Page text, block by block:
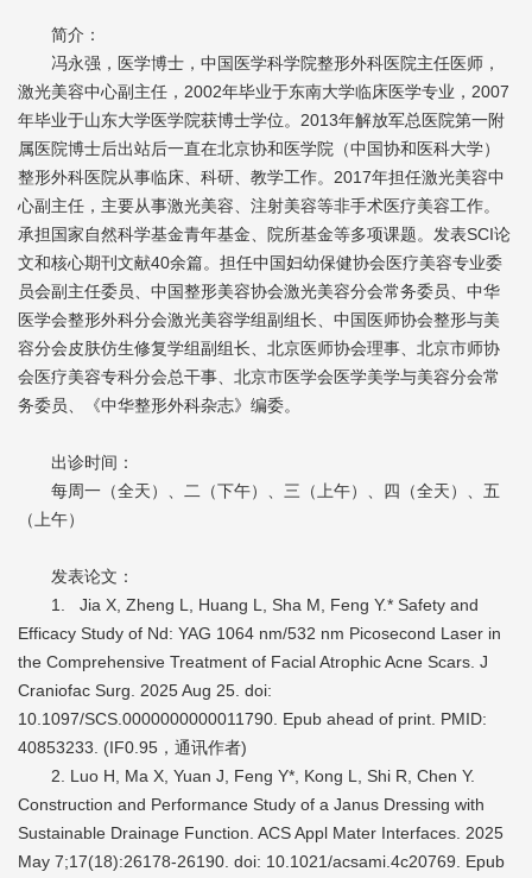
简介：
冯永强，医学博士，中国医学科学院整形外科医院主任医师，
激光美容中心副主任，2002年毕业于东南大学临床医学专业，2007
年毕业于山东大学医学院获博士学位。2013年解放军总医院第一附
属医院博士后出站后一直在北京协和医学院（中国协和医科大学）
整形外科医院从事临床、科研、教学工作。2017年担任激光美容中
心副主任，主要从事激光美容、注射美容等非手术医疗美容工作。
承担国家自然科学基金青年基金、院所基金等多项课题。发表SCI论
文和核心期刊文献40余篇。担任中国妇幼保健协会医疗美容专业委
员会副主任委员、中国整形美容协会激光美容分会常务委员、中华
医学会整形外科分会激光美容学组副组长、中国医师协会整形与美
容分会皮肤仿生修复学组副组长、北京医师协会理事、北京市师协
会医疗美容专科分会总干事、北京市医学会医学美学与美容分会常
务委员、《中华整形外科杂志》编委。
出诊时间：
每周一（全天）、二（下午）、三（上午）、四（全天）、五
（上午）
发表论文：
1. Jia X, Zheng L, Huang L, Sha M, Feng Y.* Safety and
Efficacy Study of Nd: YAG 1064 nm/532 nm Picosecond Laser in
the Comprehensive Treatment of Facial Atrophic Acne Scars. J
Craniofac Surg. 2025 Aug 25. doi:
10.1097/SCS.0000000000011790. Epub ahead of print. PMID:
40853233. (IF0.95，通讯作者)
2. Luo H, Ma X, Yuan J, Feng Y*, Kong L, Shi R, Chen Y.
Construction and Performance Study of a Janus Dressing with
Sustainable Drainage Function. ACS Appl Mater Interfaces. 2025
May 7;17(18):26178-26190. doi: 10.1021/acsami.4c20769. Epub